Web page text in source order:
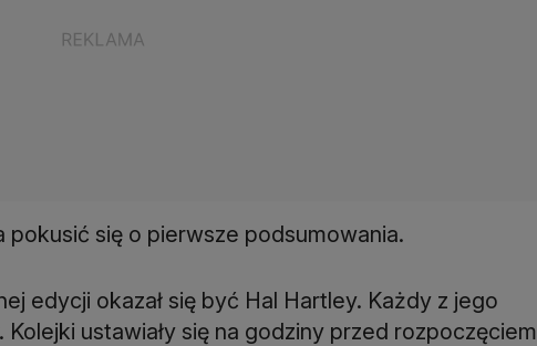
się o pierwsze podsumowania.
edycji okazał się być Hal Hartley. Każdy z jego
ustawiały się na godziny przed rozpoczęciem